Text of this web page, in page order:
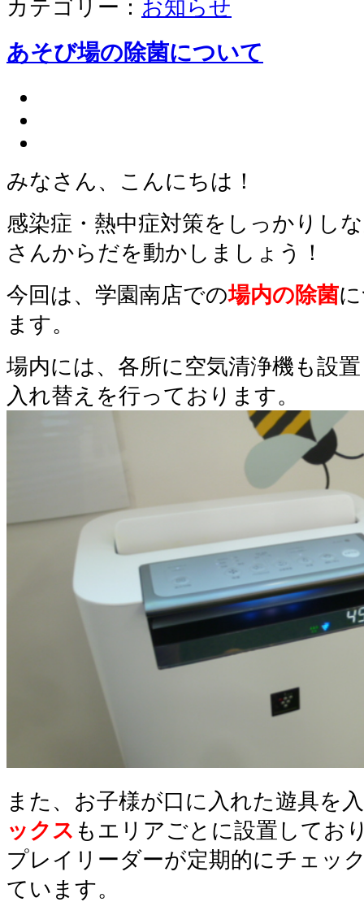
カテゴリー： お知らせ
あそび場の除菌について
みなさん、こんにちは！
感染症・熱中症対策をしっかりし
さんからだを動かしましょう！
今回は、学園南店での場内の除菌
ます。
場内には、各所に空気清浄機も設
入れ替えを行っております。
また、お子様が口に入れた遊具を
ックス もエリアごとに設置してお
プレイリーダーが定期的にチェッ
ています。